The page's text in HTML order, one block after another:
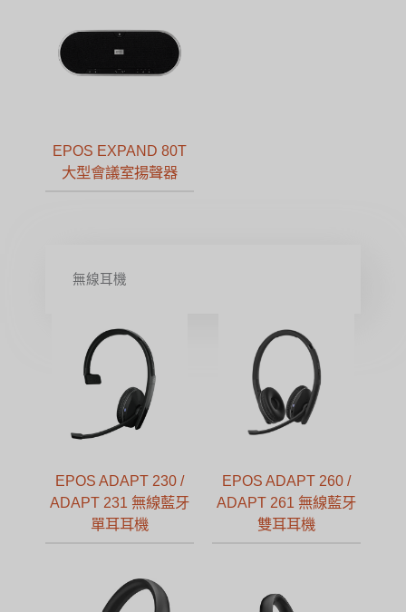
EPOS EXPAND 80T
大型會議室揚聲器
無線耳機
EPOS ADAPT 230 /
ADAPT 231 無線藍牙
單耳耳機
EPOS ADAPT 260 /
ADAPT 261 無線藍牙
雙耳耳機